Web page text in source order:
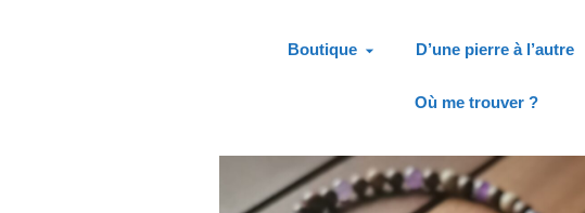
Boutique D’une pierre à l’autre
Où me trouver ?